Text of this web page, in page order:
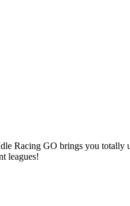
Racing GO brings you
leagues!